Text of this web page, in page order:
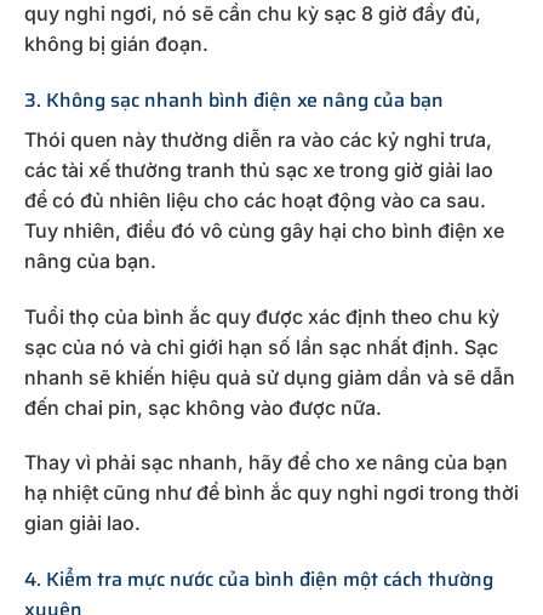
quy nghỉ ngơi, nó sẽ cần chu kỳ sạc 8 giờ đầy đủ,
không bị gián đoạn.
3. Không sạc nhanh bình điện xe nâng của bạn
Thói quen này thường diễn ra vào các kỷ nghỉ trưa,
các tài xế thường tranh thủ sạc xe trong giờ giải lao
để có đủ nhiên liệu cho các hoạt động vào ca sau.
Tuy nhiên, điều đó vô cùng gây hại cho bình điện xe
nâng của bạn.
Tuổi thọ của bình ắc quy được xác định theo chu kỳ
sạc của nó và chỉ giới hạn số lần sạc nhất định. Sạc
nhanh sẽ khiến hiệu quả sử dụng giảm dần và sẽ dẫn
đến chai pin, sạc không vào được nữa.
Thay vì phải sạc nhanh, hãy để cho xe nâng của bạn
hạ nhiệt cũng như để bình ắc quy nghỉ ngơi trong thời
gian giải lao.
4. Kiểm tra mực nước của bình điện một cách thường